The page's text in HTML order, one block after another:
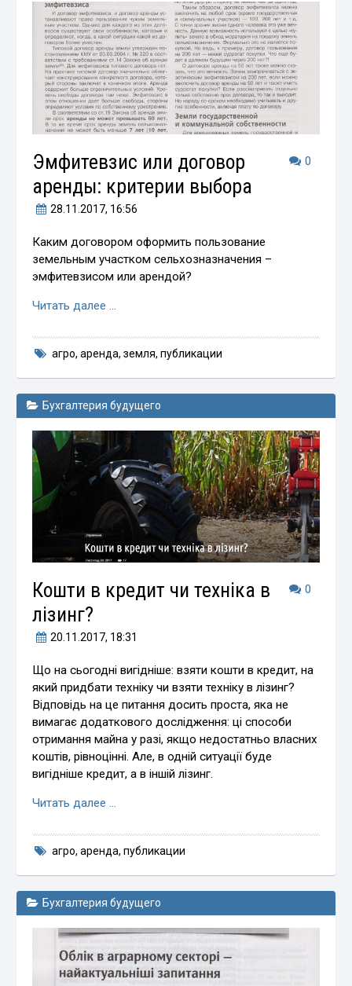
0
Эмфитевзис или договор
аренды: критерии выбора
28.11.2017, 16:56
Каким договором оформить пользование
земельным участком сельхозназначения –
эмфитевзисом или арендой?
Читать далее …
агро, аренда, земля, публикации
Бухгалтерия будущего
0
Кошти в кредит чи техніка в
лізинг?
20.11.2017, 18:31
Що на сьогодні вигідніше: взяти кошти в кредит, на
який придбати техніку чи взяти техніку в лізинг?
Відповідь на це питання досить проста, яка не
вимагає додаткового дослідження: ці способи
отримання майна у разі, якщо недостатньо власних
коштів, рівноцінні. Але, в одній ситуації буде
вигідніше кредит, а в іншій лізинг.
Читать далее …
агро, аренда, публикации
Бухгалтерия будущего